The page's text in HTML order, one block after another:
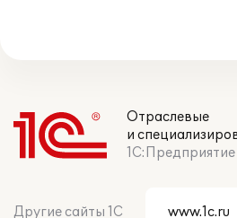
Отраслевые
и
1С:Предприятие
Другие сайты 1С